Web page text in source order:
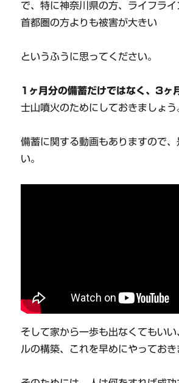
で、特に神奈川県の方、ライフラ
首都圏の方よりも被害が大きい
というふうに思ってください。
1ヶ月分の備蓄だけではなく、3ヶ
士山噴火のためにしておきましょう
備蓄に関する動画もありますので
い。
そして家から一歩も出なくてもい
ルの構築、これを早めにやっておき